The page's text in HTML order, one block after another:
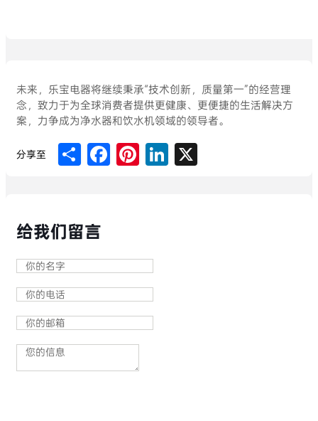
未来，乐宝电器将继续秉承“技术创新，质量第一”的经营理
念，致力于为全球消费者提供更健康、更便捷的生活解决方
案，力争成为净水器和饮水机领域的领导者。
分享至 Share FacebookPinterestLinkedIn
给我们留言